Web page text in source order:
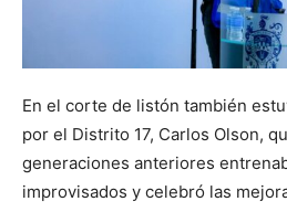
En el corte de listón también
por el Distrito 17, Carlos Olson,
generaciones anteriores
improvisados y celebró las